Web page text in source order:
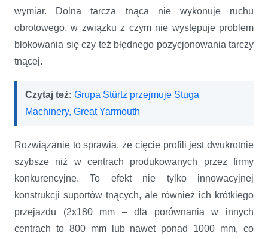
wymiar. Dolna tarcza tnąca nie wykonuje ruchu
obrotowego, w związku z czym nie występuje problem
blokowania się czy też błędnego pozycjonowania tarczy
tnącej.
Czytaj też: Grupa Stürtz przejmuje Stuga
Machinery, Great Yarmouth
Rozwiązanie to sprawia, że cięcie profili jest dwukrotnie
szybsze niż w centrach produkowanych przez firmy
konkurencyjne. To efekt nie tylko innowacyjnej
konstrukcji suportów tnących, ale również ich krótkiego
przejazdu (2x180 mm – dla porównania w innych
centrach to 800 mm lub nawet ponad 1000 mm, co